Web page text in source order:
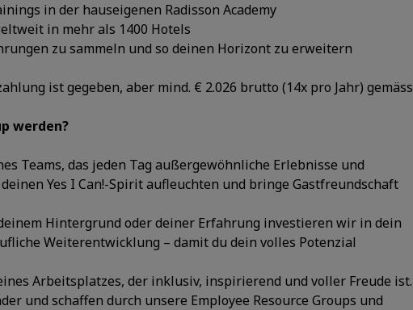
in der hauseigenen Radisson Academy
in mehr als 1400 Hotels
zu sammeln und so deinen Horizont zu erweitern
ist gegeben, aber mind. € 2.026 brutto (14x pro Jahr) gemäss
werden?
Teams, das jeden Tag außergewöhnliche Erlebnisse und
Yes I Can!-Spirit aufleuchten und bringe Gastfreundschaft
Hintergrund oder deiner Erfahrung investieren wir in dein
Weiterentwicklung – damit du dein volles Potenzial
Arbeitsplatzes, der inklusiv, inspirierend und voller Freude ist.
und schaffen durch unsere Employee Resource Groups und